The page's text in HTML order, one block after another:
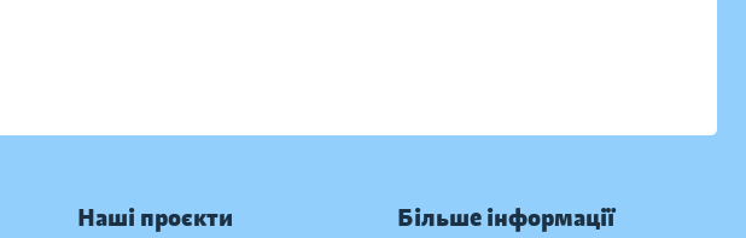
Наші проєкти Більше інформації